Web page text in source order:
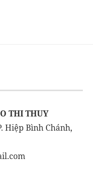
THI THUY
Hiệp Bình Chánh,